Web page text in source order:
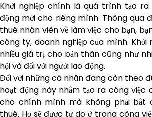
Khởi nghiệp chính là quá trình tạo
động mới cho riêng mình. Thông qua
thuê nhân viên về làm việc cho bạn,
công ty, doanh nghiệp của mình. Khởi
nhiều giá trị cho bản thân cũng như
hội và đối với người lao động.
Đối với những cá nhân đang còn theo
hoạt động này nhằm tạo ra công việc
cho chính mình mà không phải bắt
thuê. Họ sẽ được tự do ở trong công